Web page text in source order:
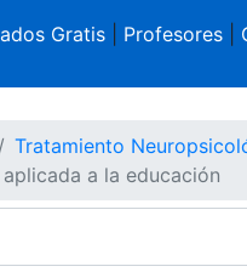
Gratis| Profesores|
Tratamiento
a la educación